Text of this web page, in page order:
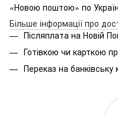
«Новою поштою» по
Більше інформації про
Післяплата на Новій
Готівкою чи карткою
Переказ на банківську